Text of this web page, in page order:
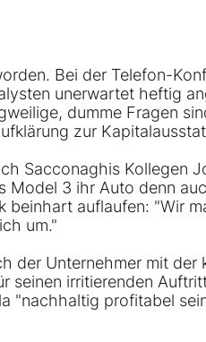
Bei der Telefon-
unerwartet heftig
dumme Fragen
zur
Sacconaghis Kollegen
Model 3 ihr Auto denn
beinhart auflaufen: "Wir
um."
der Unternehmer mit der
seinen irritierenden
"nachhaltig profitabel